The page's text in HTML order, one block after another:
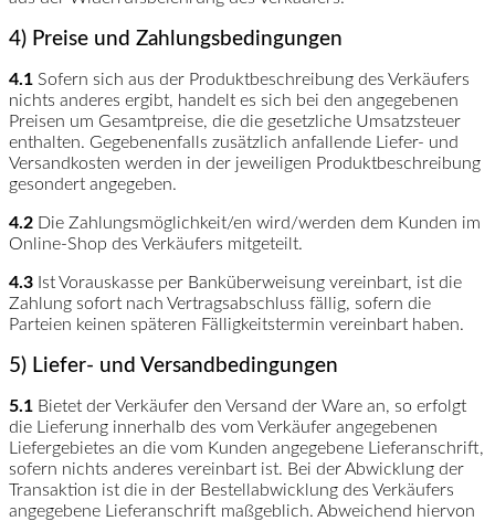
4) Preise und Zahlungsbedingungen
4.1 Sofern sich aus der Produktbeschreibung des Verkäufers
nichts anderes ergibt, handelt es sich bei den angegebenen
Preisen um Gesamtpreise, die die gesetzliche Umsatzsteuer
enthalten. Gegebenenfalls zusätzlich anfallende Liefer- und
Versandkosten werden in der jeweiligen Produktbeschreibung
gesondert angegeben.
4.2 Die Zahlungsmöglichkeit/en wird/werden dem Kunden im
Online-Shop des Verkäufers mitgeteilt.
4.3 Ist Vorauskasse per Banküberweisung vereinbart, ist die
Zahlung sofort nach Vertragsabschluss fällig, sofern die
Parteien keinen späteren Fälligkeitstermin vereinbart haben.
5) Liefer- und Versandbedingungen
5.1 Bietet der Verkäufer den Versand der Ware an, so erfolgt
die Lieferung innerhalb des vom Verkäufer angegebenen
Liefergebietes an die vom Kunden angegebene Lieferanschrift,
sofern nichts anderes vereinbart ist. Bei der Abwicklung der
Transaktion ist die in der Bestellabwicklung des Verkäufers
angegebene Lieferanschrift maßgeblich. Abweichend hiervon